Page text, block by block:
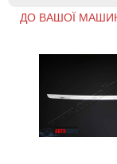
ДО ВАШОЇ